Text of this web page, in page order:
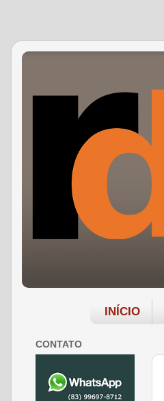
INÍCIO
CONTATO